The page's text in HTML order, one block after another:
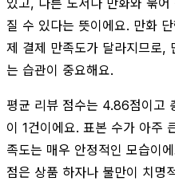
질 수 있다는 뜻이에요. 만화
제 결제 만족도가 달라지므로,
는 습관이 중요해요.
평균 리뷰 점수는 4.86점이고
이 1건이에요. 표본 수가 아주
족도는 매우 안정적인 모습이
점은 상품 하자나 불만이 치명